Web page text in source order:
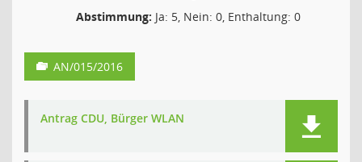
Abstimmung: Ja: 5, Nein: 0, Enthaltung: 0
AN/015/2016
Antrag CDU, Bürger WLAN